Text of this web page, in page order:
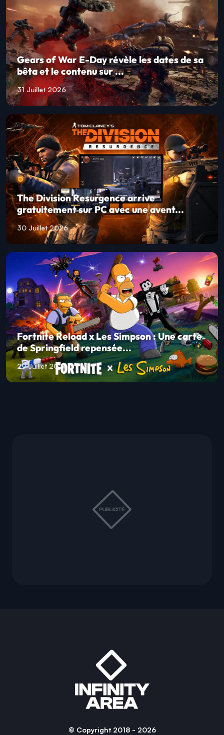
Gears of War E-Day révèle les dates de sa
bêta et le contenu sur ...
31 Juillet 2026
The Division Resurgence arrive
gratuitement sur PC avec une avent...
30 Juillet 2026
Fortnite Reload x Les Simpson : Une carte
de Springfield repensée...
29 Juillet 2026
© Copyright 2018 - 2026